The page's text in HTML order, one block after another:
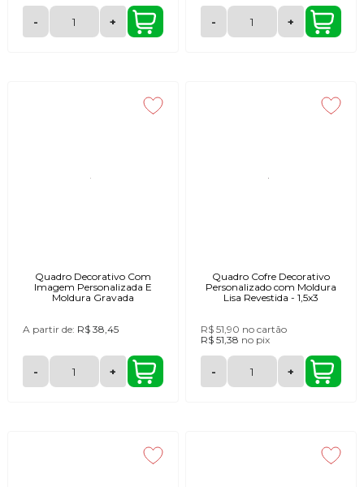
- + - +
Quadro Decorativo Com
Imagem Personalizada E
Moldura Gravada
A partir de: R$ 38,45
- +
Quadro Cofre Decorativo
Personalizado com Moldura
Lisa Revestida - 1,5x3
R$ 51,90 no cartão
R$ 51,38 no pix
- +